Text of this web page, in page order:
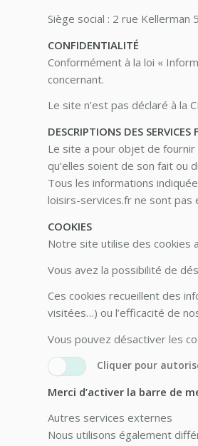
Siège social : 2 rue Kellerman
CONFIDENTIALITÉ
Conformément à la loi «
concernant.
Le site n’est pas déclaré à la
DESCRIPTIONS DES SERVICES
Le site a pour objet de
qu’elles soient de son fait ou
Tous les informations
loisirs-services.fr ne sont pas
COOKIES
Notre site utilise des cookies
Vous avez la possibilité de
Ces cookies recueillent des
visitées…) ou l’efficacité de
Vous pouvez désactiver les
Cliquer pour
Merci d’activer la barre de
Autres services externes
Nous utilisons également